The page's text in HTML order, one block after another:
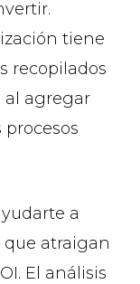
tiene
recopilados
al agregar
a
que atraigan
El análisis